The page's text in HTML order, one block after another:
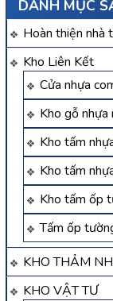
DANH MỤC
Hoàn thiện nhà
Kho Liên Kết
Cửa nhựa
Kho gỗ
Kho tấm
Kho tấm
Kho tấm ốp
Tấm ốp
KHO THẢM
KHO VẬT TƯ